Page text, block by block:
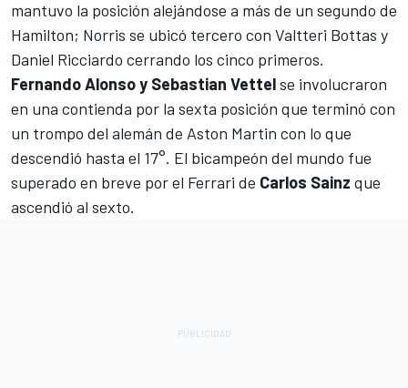
mantuvo la posición alejándose a más de un segundo de
Hamilton; Norris se ubicó tercero con Valtteri Bottas y
Daniel Ricciardo cerrando los cinco primeros.
Fernando Alonso y Sebastian Vettelse involucraron
en una contienda por la sexta posición que terminó con
un trompo del alemán de Aston Martin con lo que
descendió hasta el 17°. El bicampeón del mundo fue
superado en breve por el Ferrari de Carlos Sainz que
ascendió al sexto.